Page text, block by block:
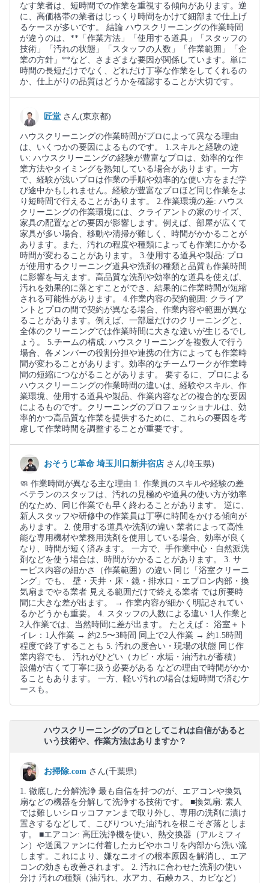
なす業者は、短時間での作業を重視する傾向があります。逆
に、高価格帯の業者はじっくり時間をかけて細部まで仕上げ
るケースが多いです。 結論 ハウスクリーニングの作業時間
が違うのは、**「作業方法」「使用する道具」「スタッフの
技術」「汚れの状態」「スタッフの人数」「作業範囲」「企
業の方針」**など、さまざまな要因が関係しています。単に
時間の長短だけでなく、どれだけ丁寧な作業をしてくれるの
か、仕上がりの品質はどうかを確認することが大切です。
匠堂 さん(東京都)
ハウスクリーニングの作業時間がプロによって異なる理由
は、いくつかの要因によるものです。 1.スキルと経験の違
い: ハウスクリーニングの経験が豊富なプロは、効率的な作
業方法やタイミングを熟知している場合があります。一方
で、経験が浅いプロは作業の手順や効率的な使い方をまだ学
び途中かもしれません。経験が豊富なプロほど同じ作業をよ
り短時間で行えることがあります。 2.作業環境の差: ハウス
クリーニングの作業環境には、クライアントの家のサイズ、
家具の配置などの要因が影響します。例えば、部屋が広くて
家具が多い場合、移動や清掃が難しく、時間がかかることが
あります。また、汚れの程度や種類によっても作業にかかる
時間が変わることがあります。 3.使用する道具や製品: プロ
が使用するクリーニング道具や洗剤の種類と品質も作業時間
に影響を与えます。高品質な洗剤や効率的な道具を使えば、
汚れを効果的に落とすことができ、結果的に作業時間が短縮
される可能性があります。 4.作業内容の契約範囲: クライア
ントとプロの間で契約が異なる場合、作業内容や範囲が異な
ることがあります。例えば、一部屋だけのクリーニングと、
全体のクリーニングでは作業時間に大きな違いが生じるでし
ょう。 5.チームの構成: ハウスクリーニングを複数人で行う
場合、各メンバーの役割分担や連携の仕方によっても作業時
間が変わることがあります。効率的なチームワークが作業時
間の短縮につながることがあります。 要するに、プロによる
ハウスクリーニングの作業時間の違いは、経験やスキル、作
業環境、使用する道具や製品、作業内容などの複合的な要因
によるものです。クリーニングのプロフェッショナルは、効
率的かつ高品質な作業を提供するために、これらの要因を考
慮して作業時間を調整することが重要です。
おそうじ革命 埼玉川口新井宿店 さん(埼玉県)
🧼 作業時間が異なる主な理由 1. 作業員のスキルや経験の差
ベテランのスタッフは、汚れの見極めや道具の使い方が効率
的なため、同じ作業でも早く終わることがあります。 逆に、
新人スタッフや研修中の作業員は丁寧に時間をかける傾向が
あります。 2. 使用する道具や洗剤の違い 業者によって高性
能な専用機材や業務用洗剤を使用している場合、効率が良く
なり、時間が短く済みます。 一方で、手作業中心・自然派洗
剤などを使う場合は、時間がかかることがあります。 3. サ
ービス内容の細かさ（作業範囲）の違い 同じ「浴室クリーニ
ング」でも、 壁・天井・床・鏡・排水口・エプロン内部・換
気扇までやる業者 見える範囲だけで終える業者 では所要時
間に大きな差が出ます。 → 作業内容が細かく明記されてい
るかどうかも重要。 4. スタッフの人数による違い 1人作業と
2人作業では、当然時間に差が出ます。 たとえば： 浴室＋ト
イレ：1人作業 → 約2.5〜3時間 同上で2人作業 → 約1.5時間
程度で終了することも 5. 汚れの度合い・現場の状態 同じ作
業内容でも、 汚れがひどい（カビ・水垢・油汚れが蓄積）
設備が古くて丁寧に扱う必要がある などの理由で時間がかか
ることもあります。 一方、軽い汚れの場合は短時間で済むケ
ースも。
ハウスクリーニングのプロとしてこれは自信があると
いう技術や、作業方法はありますか？
お掃除.com さん(千葉県)
1. 徹底した分解洗浄 最も自信を持つのが、エアコンや換気
扇などの機器を分解して洗浄する技術です。 ■換気扇: 素人
では難しいシロッコファンまで取り外し、専用の洗剤に漬け
置きするなどして、こびりついた油汚れを根こそぎ落としま
す。 ■エアコン: 高圧洗浄機を使い、熱交換器（アルミフィ
ン）や送風ファンに付着したカビやホコリを内部から洗い流
します。これにより、嫌なニオイの根本原因を解消し、エア
コンの効きも改善されます。 2. 汚れに合わせた洗剤の使い
分け 汚れの種類（油汚れ、水アカ、石鹸カス、カビなど）